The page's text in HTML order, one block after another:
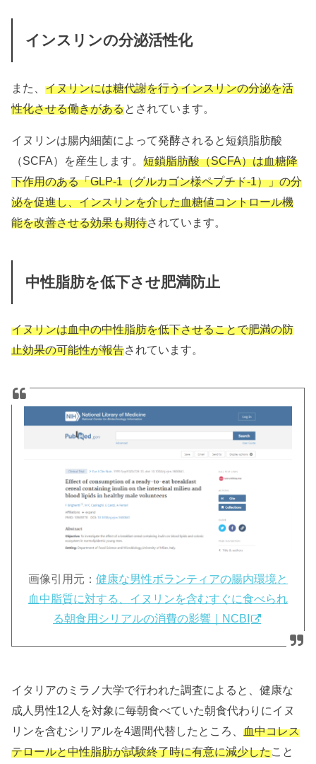
インスリンの分泌活性化
また、イヌリンには糖代謝を行うインスリンの分泌を活
性化させる働きがあるとされています。
イヌリンは腸内細菌によって発酵されると短鎖脂肪酸
（SCFA）を産生します。短鎖脂肪酸（SCFA）は血糖降
下作用のある「GLP-1（グルカゴン様ペプチド-1）」の分
泌を促進し、インスリンを介した血糖値コントロール機
能を改善させる効果も期待されています。
中性脂肪を低下させ肥満防止
イヌリンは血中の中性脂肪を低下させることで肥満の防
止効果の可能性が報告されています。
画像引用元： 健康な男性ボランティアの腸内環境と
血中脂質に対する、イヌリンを含むすぐに食べられ
る朝食用シリアルの消費の影響｜NCBI
イタリアのミラノ大学で行われた調査によると、健康な
成人男性12人を対象に毎朝食べていた朝食代わりにイヌ
リンを含むシリアルを4週間代替したところ、血中コレス
テロールと中性脂肪が試験終了時に有意に減少したこと